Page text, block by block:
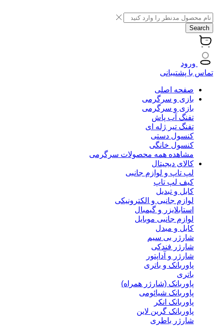
Search
ورود
تماس با پشتیبانی
صفحه اصلی
بازی و سرگرمی
بازی و سرگرمی
تفنگ آب پاش
تفنگ تیر ژله ای
کنسول دستی
کنسول خانگی
مشاهده همه محصولات سرگرمی
کالای دیجیتال
لپ تاپ و لوازم جانبی
کیف لپ تاپ
کابل و تبدیل
لوازم جانبی و الکترونیکی
استابلایزر و گیمبال
لوازم جانبی موبایل
کابل و مبدل
شارژر بی سیم
شارژر فندکی
شارژر و آداپتور
پاوربانک و باتری
باتری
پاوربانک (شارژر همراه)
پاوربانک شیائومی
پاوربانک انکر
پاوربانک گرین لاین
شارژر باطری